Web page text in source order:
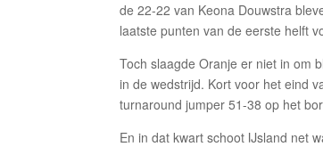
de 22-22 van Keona Douwstra
laatste punten van de eerste helft
Toch slaagde Oranje er niet in om
in de wedstrijd. Kort voor het eind
turnaround jumper 51-38 op het
En in dat kwart schoot IJsland net